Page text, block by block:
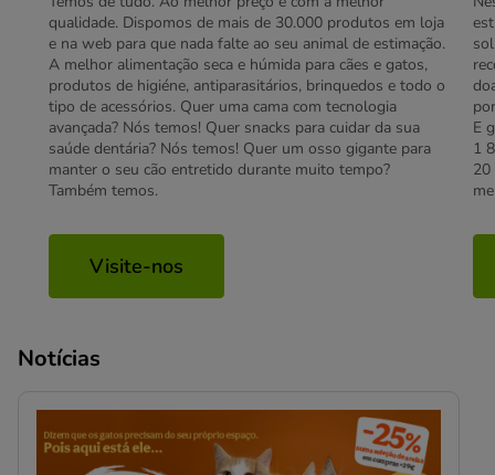
qualidade. Dispomos de mais de 30.000 produtos em loja
e na web para que nada falte ao seu animal de estimação.
A melhor alimentação seca e húmida para cães e gatos,
produtos de higiéne, antiparasitários, brinquedos e todo o
tipo de acessórios. Quer uma cama com tecnologia
avançada? Nós temos! Quer snacks para cuidar da sua
saúde dentária? Nós temos! Quer um osso gigante para
manter o seu cão entretido durante muito tempo?
Também temos.
Visite-nos
E
1
20
Notícias